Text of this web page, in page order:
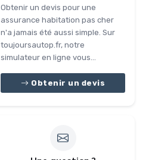
Obtenir un devis pour une
assurance habitation pas cher
n'a jamais été aussi simple. Sur
toujoursautop.fr, notre
simulateur en ligne vous...
Obtenir un devis